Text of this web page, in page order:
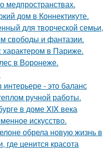
медпространствах.
дом в Коннектикуте.
для творческой семьи,
свободы и фантазии.
характером в Париже.
в Воронеже.
- это баланс
ручной работы.
в доме XIX века
искусство.
обрела новую жизнь в
ценится красота